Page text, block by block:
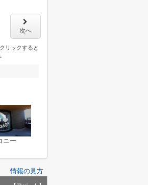
次へ
リックすると
ニー
情報の見方